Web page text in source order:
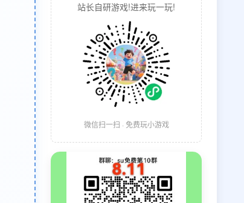
站长自研游戏!进来玩一玩!
微信扫一扫 · 免费玩小游戏